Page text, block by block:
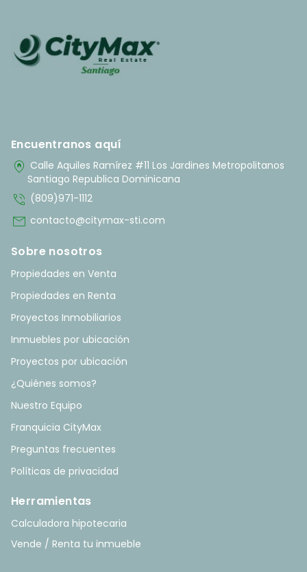
Encuentranos aquí
home_pin Calle Aquiles Ramírez #11 Los Jardines Metropolitanos
Santiago Republica Dominicana
phone_in_talk (809)971-1112
mail contacto@citymax-sti.com
Sobre nosotros
Propiedades en Venta
Propiedades en Renta
Proyectos Inmobiliarios
Inmuebles por ubicación
Proyectos por ubicación
¿Quiénes somos?
Nuestro Equipo
Franquicia CityMax
Preguntas frecuentes
Políticas de privacidad
Herramientas
Calculadora hipotecaria
Vende / Renta tu inmueble